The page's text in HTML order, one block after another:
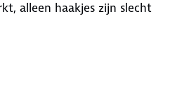
tot 80 graden Celsius
alleen haakjes zijn slecht